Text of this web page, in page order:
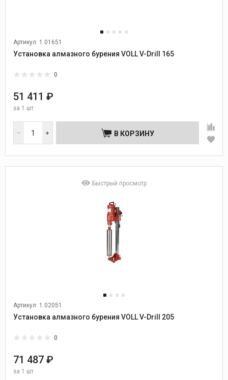
Артикул: 1.01651
Установка алмазного бурения VOLL V-Drill 165
0
51 411 ₽
за 1 шт
В КОРЗИНУ
Быстрый просмотр
Артикул: 1.02051
Установка алмазного бурения VOLL V-Drill 205
0
71 487 ₽
за 1 шт